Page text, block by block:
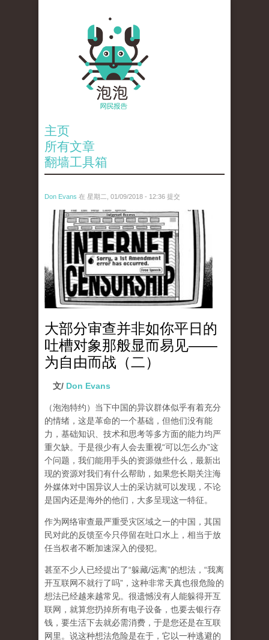
主页
所有文章
翻墙工具箱
Don Evans 在 星期二, 01/09/2018 - 12:36 提交
wechatimg866.jpeg
大部分审查并非如你平日的
吐槽对象那般显而易见——
为自由而战（二）
文/ Don Evans
（泡泡特约） 当下中国的异议群体似乎有着充分
的情绪，这是革命的一个基础，但他们没有能
力，基础知识、技术和思考等多方面的能力均严
重欠缺。于是很少有人会去重视“可以怎么办”这
个问题，我们能用手头的资源做些什么，最新出
现的资源对我们有什么帮助，如果您长期关注海
外媒体对中国异议人士的采访就可以发现，不论
是国内还是海外的他们，大多呈现这一特征。
作为网络审查最严重受灾区域之一的中国，其国
民对此的反馈至今只停留在吐口水上，相当于放
任当权者不断加速深入的侵犯。
甚至不少人已经提出了“躲藏/远离”的想法，“我离
开互联网不就行了吗”，这种非常天真也很危险的
想法已经越来越常见。很遗憾没有人能躲得开互
联网，就算您扔掉所有电子设备，也要去银行存
钱，要生活下去就必需消费，于是您还是在互联
网里。说这种想法危险是在于，它以一种逃避的